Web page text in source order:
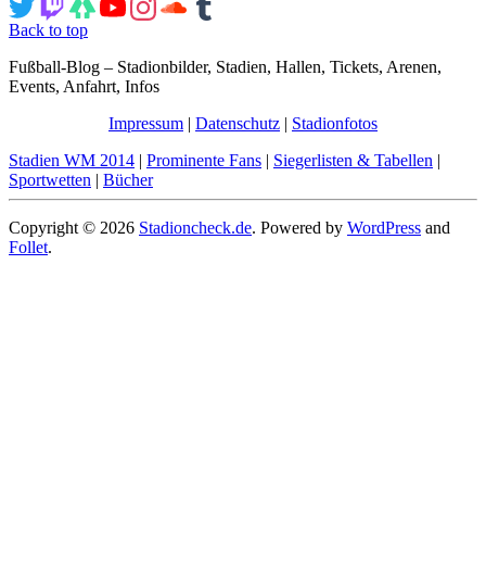
Back to top
Fußball-Blog – Stadionbilder, Stadien, Hallen, Tickets, Arenen,
Events, Anfahrt, Infos
Impressum | Datenschutz | Stadionfotos
Stadien WM 2014 | Prominente Fans | Siegerlisten & Tabellen |
Sportwetten | Bücher
Copyright © 2026 Stadioncheck.de. Powered by WordPress and
Follet.